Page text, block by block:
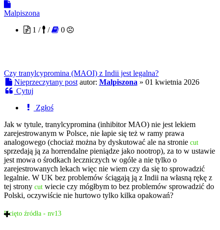
Malpiszona
1 /
/ 0
Czy tranylcypromina (MAOI) z Indii jest legalna?
Nieprzeczytany post autor: Malpiszona » 01 kwietnia 2026
Cytuj
Zgłoś
Jak w tytule, tranylcypromina (inhibitor MAO) nie jest lekiem
zarejestrowanym w Polsce, nie łapie się też w ramy prawa
analogowego (chociaż można by dyskutować ale na stronie cut
sprzedają ją za horrendalne pieniądze jako nootrop), za to w ustawie
jest mowa o środkach leczniczych w ogóle a nie tylko o
zarejestrowanych lekach więc nie wiem czy da się to sprowadzić
legalnie. W UK bez problemów ściągają ją z Indii na własną rękę z
tej strony cut wiecie czy mógłbym to bez problemów sprowadzić do
Polski, oczywiście nie hurtowo tylko kilka opakowań?
Ucięto źródła - nv13